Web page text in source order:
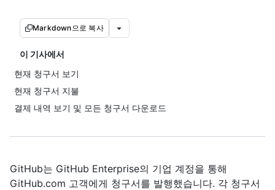
Markdown으로 복사
이 기사에서
현재 청구서 보기
현재 청구서 지불
결제 내역 보기 및 모든 청구서 다운로드
GitHub는 GitHub Enterprise의 기업 계정을 통해
GitHub.com 고객에게 청구서를 발행했습니다. 각 청구서